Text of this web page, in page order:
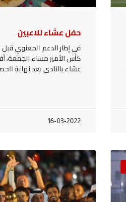
حفل عشاء للاعبين
في إطار الدعم المعنوي قبل
كأس الأمير مساء الجمعة،
عشاء بالنادي بعد نهاية
16-03-2022